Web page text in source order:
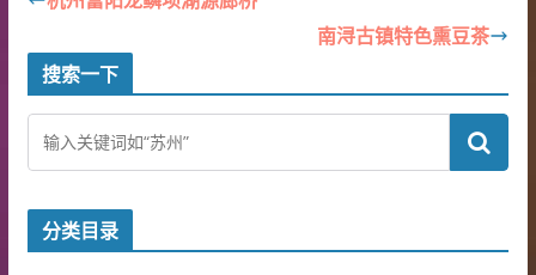
南浔古镇特色熏豆茶
搜索一下
分类目录